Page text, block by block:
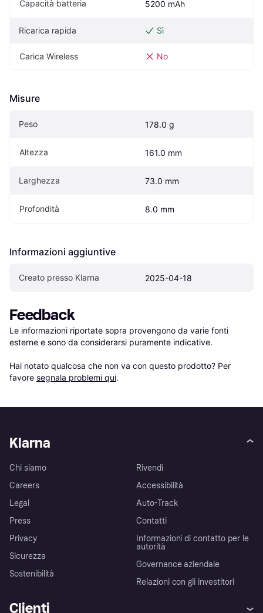
Capacità batteria 5200 mAh
Ricarica rapida Sì
Carica Wireless No
Misure
Peso 178.0 g
Altezza 161.0 mm
Larghezza 73.0 mm
Profondità 8.0 mm
Informazioni aggiuntive
Creato presso Klarna 2025-04-18
Feedback
Le informazioni riportate sopra provengono da varie fonti
esterne e sono da considerarsi puramente indicative.
Hai notato qualcosa che non va con questo prodotto? Per
favore segnala problemi qui.
Klarna
Chi siamo
Careers
Legal
Press
Privacy
Sicurezza
Sostenibilità
Rivendi
Accessibilità
Auto-Track
Contatti
Informazioni di contatto per le
autorità
Governance aziendale
Relazioni con gli investitori
Clienti